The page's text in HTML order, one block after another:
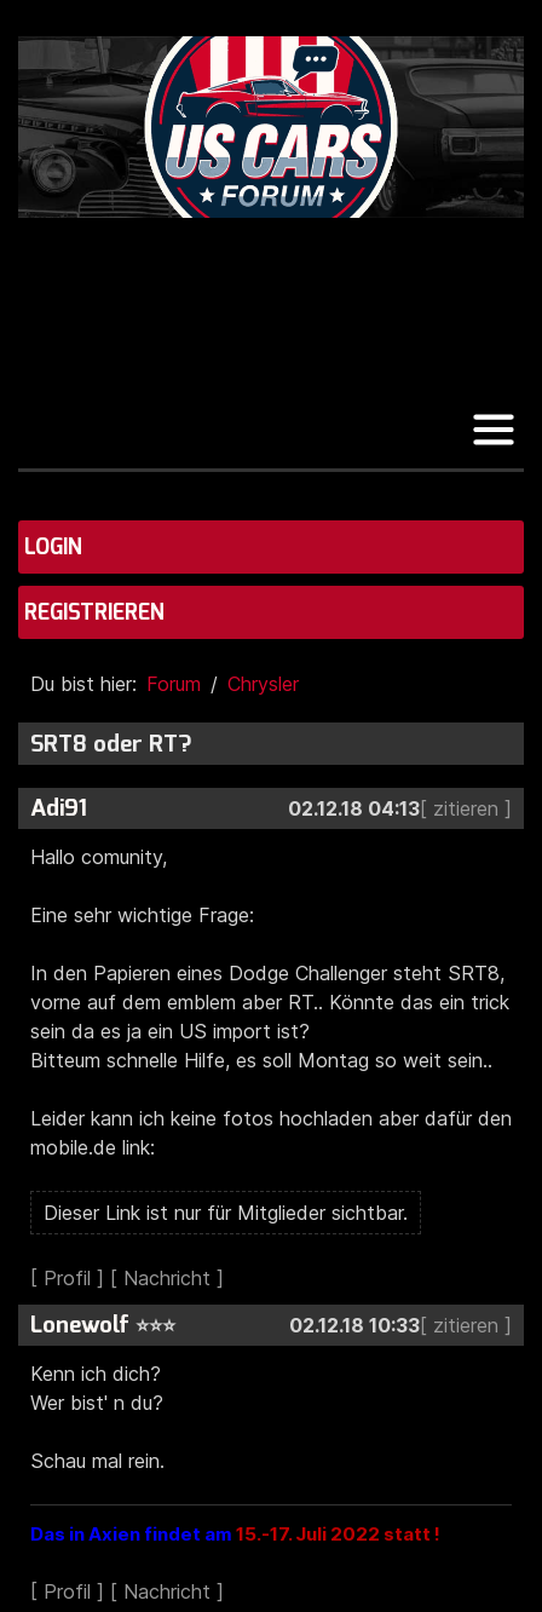
LOGIN
REGISTRIEREN
Du bist hier: Forum Chrysler
SRT8 oder RT?
Adi91
02.12.18 04:13
Hallo comunity,
Eine sehr wichtige Frage:
In den Papieren eines Dodge Challenger steht SRT8,
vorne auf dem emblem aber RT.. Könnte das ein trick
sein da es ja ein US import ist?
Bitteum schnelle Hilfe, es soll Montag so weit sein..
Leider kann ich keine fotos hochladen aber dafür den
mobile.de link:
Lonewolf ⭐⭐⭐
02.12.18 10:33
Kenn ich dich?
Wer bist' n du?
Schau mal rein.
Das in Axien findet am 15.-17. Juli 2022 statt !